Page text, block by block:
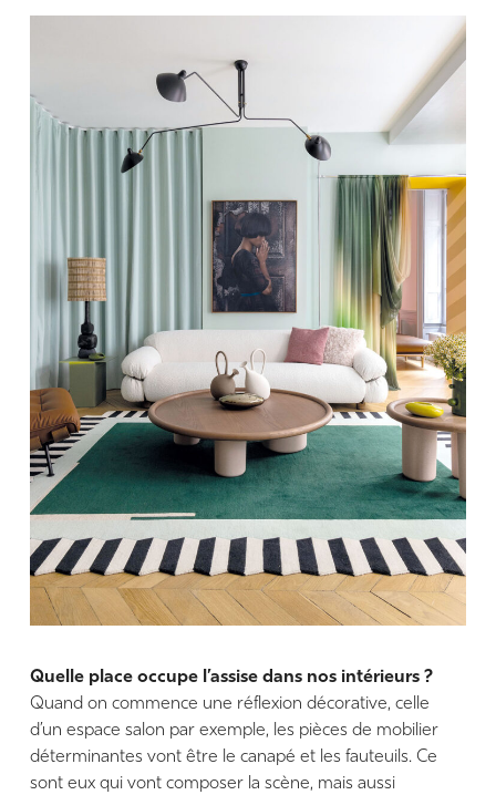
Quelle place occupe l’assise dans nos intérieurs ?
Quand on commence une réflexion décorative, celle
d’un espace salon par exemple, les pièces de mobilier
déterminantes vont être le canapé et les fauteuils. Ce
sont eux qui vont composer la scène, mais aussi